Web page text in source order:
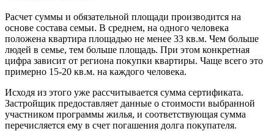
Расчет суммы и обязательной площади производится на
основе состава семьи. В среднем, на одного человека
положена квартира площадью не менее 33 кв.м. Чем больше
людей в семье, тем больше площадь. При этом конкретная
цифра зависит от региона покупки квартиры. Чаще всего это
примерно 15-20 кв.м. на каждого человека.
Исходя из этого уже рассчитывается сумма сертификата.
Застройщик предоставляет данные о стоимости выбранной
участником программы жилья, и соответствующая сумма
перечисляется ему в счет погашения долга покупателя.